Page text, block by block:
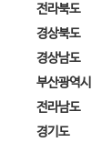
전라북도
경상북도
경상남도
부산광역시
전라남도
경기도